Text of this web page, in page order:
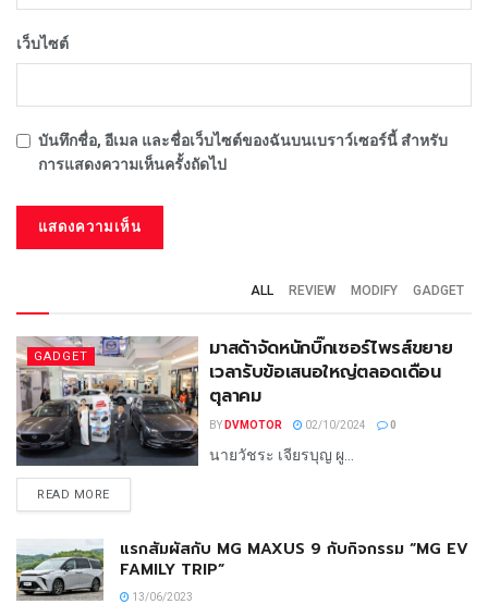
เว็บไซต์
บันทึกชื่อ, อีเมล และชื่อเว็บไซต์ของฉันบนเบราว์เซอร์นี้ สำหรับ
การแสดงความเห็นครั้งถัดไป
ALL REVIEW MODIFY GADGET
GADGET
มาสด้าจัดหนักบิ๊กเซอร์ไพรส์ขยาย
เวลารับข้อเสนอใหญ่ตลอดเดือน
ตุลาคม
BY DVMOTOR 02/10/2024 0
นายวัชระ เจียรบุญ ผู...
READ MORE
แรกสัมผัสกับ MG MAXUS 9 กับกิจกรรม “MG EV
FAMILY TRIP”
13/06/2023